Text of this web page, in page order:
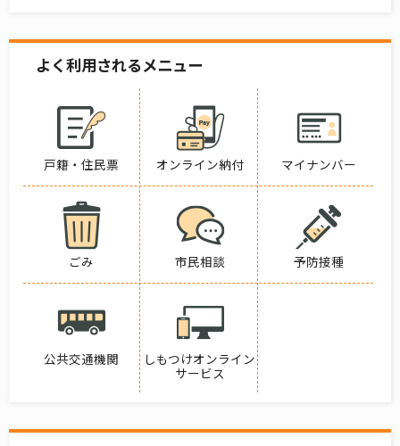
よく利用されるメニュー
戸籍・住民票 オンライン納付 マイナンバー
ごみ 市民相談 予防接種
公共交通機関
しもつけオンライン
サービス